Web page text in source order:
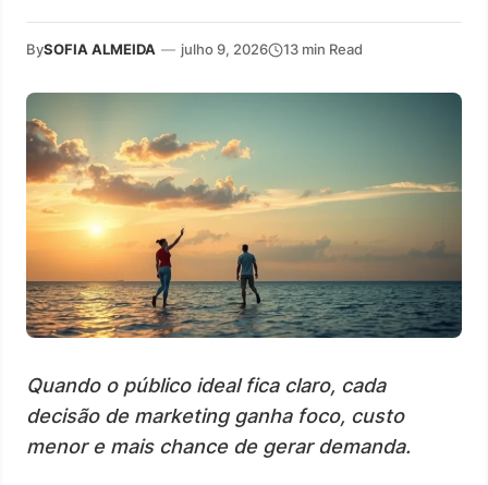
BySOFIA ALMEIDA — julho 9, 2026 13 min Read
Quando o público ideal fica claro, cada
decisão de marketing ganha foco, custo
menor e mais chance de gerar demanda.